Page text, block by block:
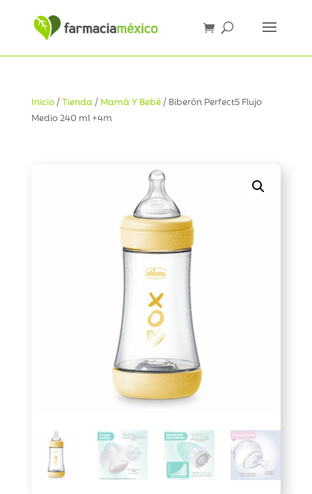
Inicio/Tienda / Mamá Y Bebé/ Biberón Perfect5 Flujo
Medio 240 ml +4m